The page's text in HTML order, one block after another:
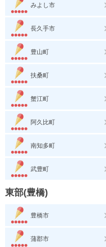
みよし市
長久手市
豊山町
扶桑町
蟹江町
阿久比町
南知多町
武豊町
東部(豊橋)
豊橋市
蒲郡市